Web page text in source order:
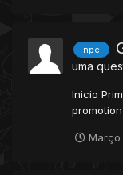
npc
uma
Inicio
Março